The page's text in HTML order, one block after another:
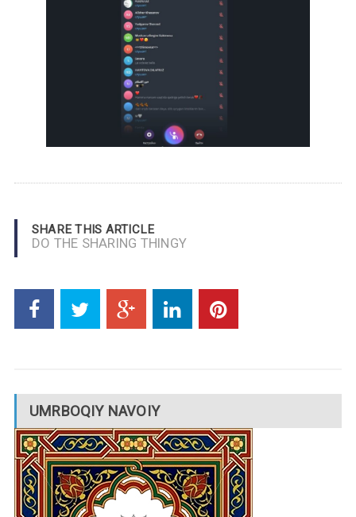
SHARE THIS ARTICLE
DO THE SHARING THINGY
UMRBOQIY NAVOIY